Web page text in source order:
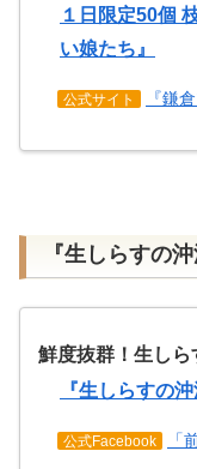
１日限定50個
い娘たち』
公式サイト 『鎌
『生しらすの
鮮度抜群！生しら
『生しらすの
公式Facebook 「